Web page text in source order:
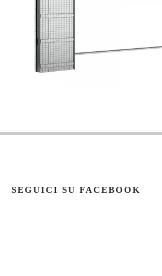
SEGUICI SU FACEBOOK